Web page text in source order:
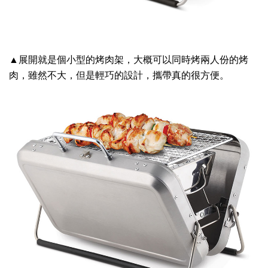
▲展開就是個小型的烤肉架，大概可以同時烤兩人份的烤
肉，雖然不大，但是輕巧的設計，攜帶真的很方便。